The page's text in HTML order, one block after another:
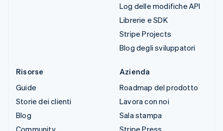
Log delle modifiche API
Librerie e SDK
Stripe Projects
Blog degli sviluppatori
Risorse
Guide
Storie dei clienti
Blog
Community
Azienda
Roadmap del prodotto
Lavora con noi
Sala stampa
Stripe Press